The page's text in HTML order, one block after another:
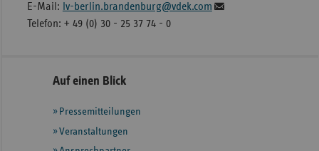
E-Mail: lv-berlin.brandenburg@vdek.com
Telefon: + 49 (0) 30 - 25 37 74 - 0
Seitennavigation
Seitenleiste
weiteren
Informationen
Auf einen Blick
Pressemitteilungen
Veranstaltungen